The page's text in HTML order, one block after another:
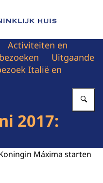
van Het Koninklijk Huis
Activiteiten en
Uitgaande
Italië en
2017:
Máxima starten